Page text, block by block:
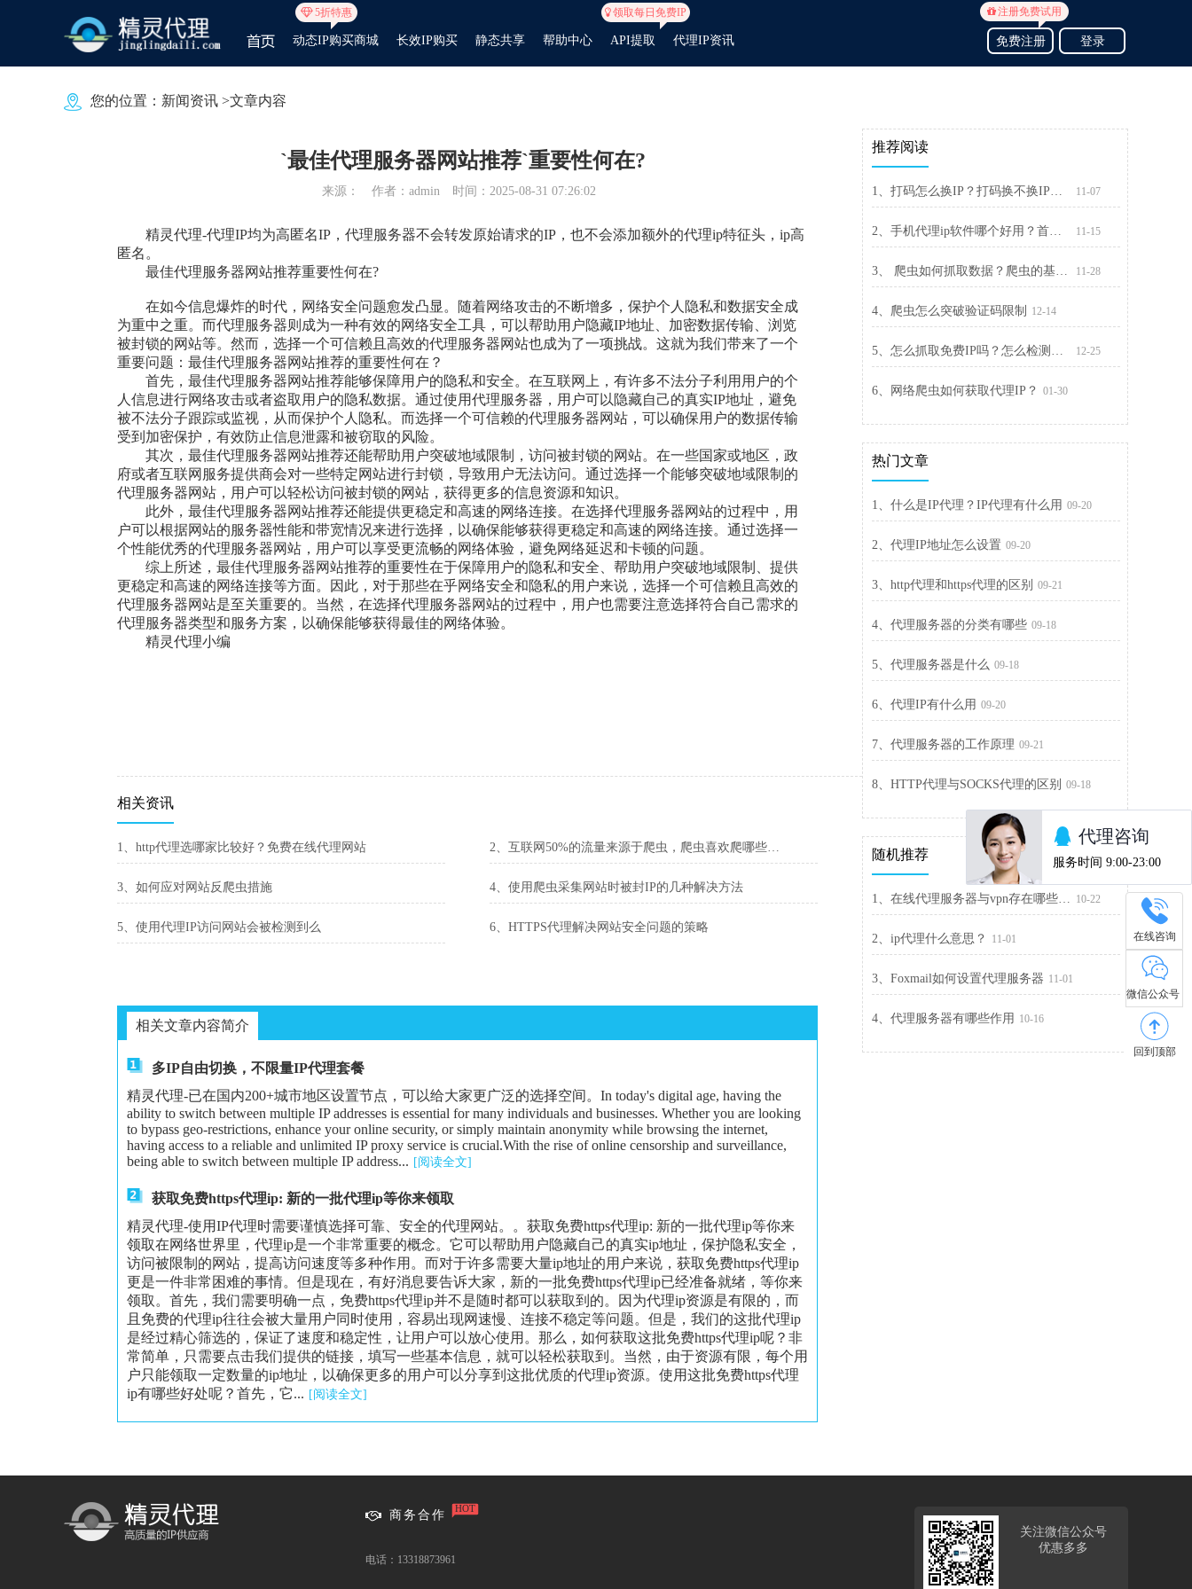
5折特惠
动态IP购买商城 长效IP购买 静态共享 帮助中心 API提取
领取每日免费IP
代理IP资讯 免费注册
注册免费试用
登录
您的位置： 新闻资讯 >文章内容
`最佳代理服务器网站推荐`重要性何在?
来源： 作者：admin 时间：2025-08-31 07:26:02
精灵代理-代理IP均为高匿名IP，代理服务器不会转发原始请求的IP，也不会添加额外的代理ip特征头，ip高
匿名。
最佳代理服务器网站推荐重要性何在?
在如今信息爆炸的时代，网络安全问题愈发凸显。随着网络攻击的不断增多，保护个人隐私和数据安全成
为重中之重。而代理服务器则成为一种有效的网络安全工具，可以帮助用户隐藏IP地址、加密数据传输、浏览
被封锁的网站等。然而，选择一个可信赖且高效的代理服务器网站也成为了一项挑战。这就为我们带来了一个
重要问题：最佳代理服务器网站推荐的重要性何在？
首先，最佳代理服务器网站推荐能够保障用户的隐私和安全。在互联网上，有许多不法分子利用用户的个
人信息进行网络攻击或者盗取用户的隐私数据。通过使用代理服务器，用户可以隐藏自己的真实IP地址，避免
被不法分子跟踪或监视，从而保护个人隐私。而选择一个可信赖的代理服务器网站，可以确保用户的数据传输
受到加密保护，有效防止信息泄露和被窃取的风险。
其次，最佳代理服务器网站推荐还能帮助用户突破地域限制，访问被封锁的网站。在一些国家或地区，政
府或者互联网服务提供商会对一些特定网站进行封锁，导致用户无法访问。通过选择一个能够突破地域限制的
代理服务器网站，用户可以轻松访问被封锁的网站，获得更多的信息资源和知识。
此外，最佳代理服务器网站推荐还能提供更稳定和高速的网络连接。在选择代理服务器网站的过程中，用
户可以根据网站的服务器性能和带宽情况来进行选择，以确保能够获得更稳定和高速的网络连接。通过选择一
个性能优秀的代理服务器网站，用户可以享受更流畅的网络体验，避免网络延迟和卡顿的问题。
综上所述，最佳代理服务器网站推荐的重要性在于保障用户的隐私和安全、帮助用户突破地域限制、提供
更稳定和高速的网络连接等方面。因此，对于那些在乎网络安全和隐私的用户来说，选择一个可信赖且高效的
代理服务器网站是至关重要的。当然，在选择代理服务器网站的过程中，用户也需要注意选择符合自己需求的
代理服务器类型和服务方案，以确保能够获得最佳的网络体验。
精灵代理小编
相关资讯
1、http代理选哪家比较好？免费在线代理网站 2、互联网50%的流量来源于爬虫，爬虫喜欢爬哪些网站？
3、如何应对网站反爬虫措施 4、使用爬虫采集网站时被封IP的几种解决方法
5、使用代理IP访问网站会被检测到么 6、HTTPS代理解决网站安全问题的策略
相关文章内容简介
多IP自由切换，不限量IP代理套餐
精灵代理-已在国内200+城市地区设置节点，可以给大家更广泛的选择空间。In today's digital age, having the
ability to switch between multiple IP addresses is essential for many individuals and businesses. Whether you are looking
to bypass geo-restrictions, enhance your online security, or simply maintain anonymity while browsing the internet,
having access to a reliable and unlimited IP proxy service is crucial.With the rise of online censorship and surveillance,
being able to switch between multiple IP address... [阅读全文]
获取免费https代理ip: 新的一批代理ip等你来领取
精灵代理-使用IP代理时需要谨慎选择可靠、安全的代理网站。。获取免费https代理ip: 新的一批代理ip等你来
领取在网络世界里，代理ip是一个非常重要的概念。它可以帮助用户隐藏自己的真实ip地址，保护隐私安全，
访问被限制的网站，提高访问速度等多种作用。而对于许多需要大量ip地址的用户来说，获取免费https代理ip
更是一件非常困难的事情。但是现在，有好消息要告诉大家，新的一批免费https代理ip已经准备就绪，等你来
领取。首先，我们需要明确一点，免费https代理ip并不是随时都可以获取到的。因为代理ip资源是有限的，而
且免费的代理ip往往会被大量用户同时使用，容易出现网速慢、连接不稳定等问题。但是，我们的这批代理ip
是经过精心筛选的，保证了速度和稳定性，让用户可以放心使用。那么，如何获取这批免费https代理ip呢？非
常简单，只需要点击我们提供的链接，填写一些基本信息，就可以轻松获取到。当然，由于资源有限，每个用
户只能领取一定数量的ip地址，以确保更多的用户可以分享到这批优质的代理ip资源。使用这批免费https代理
ip有哪些好处呢？首先，它... [阅读全文]
推荐阅读
1、打码怎么换IP？打码换不换IP的区别 11-07
2、手机代理ip软件哪个好用？首选精灵代理 11-15
3、 爬虫如何抓取数据？爬虫的基本流程介绍 11-28
4、爬虫怎么突破验证码限制 12-14
5、怎么抓取免费IP吗？怎么检测代理是否有效？ 12-25
6、网络爬虫如何获取代理IP？ 01-30
热门文章
1、什么是IP代理？IP代理有什么用 09-20
2、代理IP地址怎么设置 09-20
3、http代理和https代理的区别 09-21
4、代理服务器的分类有哪些 09-18
5、代理服务器是什么 09-18
6、代理IP有什么用 09-20
7、代理服务器的工作原理 09-21
8、HTTP代理与SOCKS代理的区别 09-18
随机推荐
1、在线代理服务器与vpn存在哪些区别与联系？ 10-22
2、ip代理什么意思？ 11-01
3、Foxmail如何设置代理服务器 11-01
4、代理服务器有哪些作用 10-16
在线咨询
微信公众号
回到顶部
商务合作 HOT
电话：13318873961
关注微信公众号
优惠多多